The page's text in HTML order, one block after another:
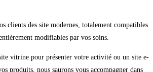
clients des site modernes, totalement compatibles
modifiables par vos soins.
vitrine pour présenter votre activité ou un site e-
produits, nous saurons vous accompagner dans